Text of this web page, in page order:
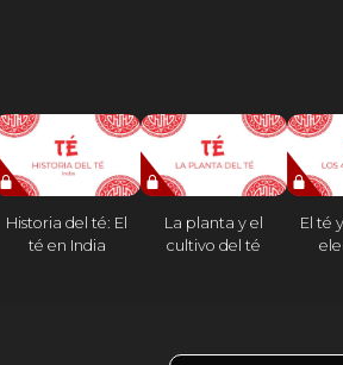
Historia del té: El
té en India
La planta y el
cultivo del té
El té